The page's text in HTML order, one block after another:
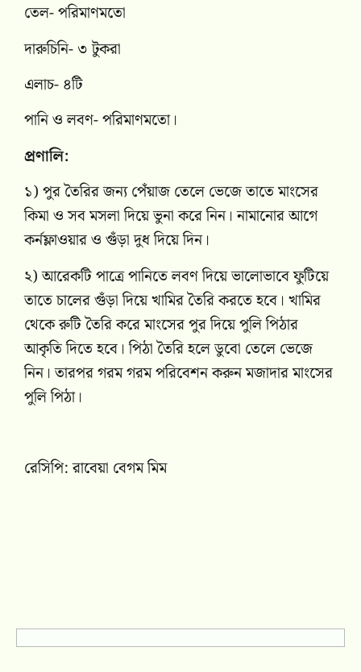
তেল- পরিমাণমতো
দারুচিনি- ৩ টুকরা
এলাচ- ৪টি
পানি ও লবণ- পরিমাণমতো।
প্রণালি:
১) পুর তৈরির জন্য পেঁয়াজ তেলে ভেজে তাতে মাংসের
কিমা ও সব মসলা দিয়ে ভুনা করে নিন। নামানোর আগে
কর্নফ্লাওয়ার ও গুঁড়া দুধ দিয়ে দিন।
২) আরেকটি পাত্রে পানিতে লবণ দিয়ে ভালোভাবে ফুটিয়ে
তাতে চালের গুঁড়া দিয়ে খামির তৈরি করতে হবে। খামির
থেকে রুটি তৈরি করে মাংসের পুর দিয়ে পুলি পিঠার
আকৃতি দিতে হবে। পিঠা তৈরি হলে ডুবো তেলে ভেজে
নিন। তারপর গরম গরম পরিবেশন করুন মজাদার মাংসের
পুলি পিঠা।
রেসিপি: রাবেয়া বেগম মিম